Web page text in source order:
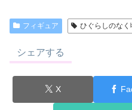
フィギュア ひぐらしのなく
シェアする
X